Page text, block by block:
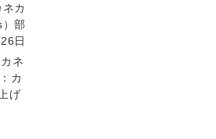
カ
部
日
ネ
カ
げ